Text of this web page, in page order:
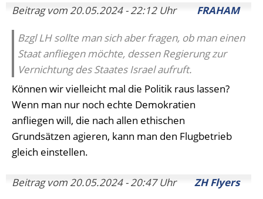
Beitrag vom 20.05.2024 - 22:12 Uhr FRAHAM
Bzgl LH sollte man sich aber fragen, ob man einen
Staat anfliegen möchte, dessen Regierung zur
Vernichtung des Staates Israel aufruft.
Können wir vielleicht mal die Politik raus lassen?
Wenn man nur noch echte Demokratien
anfliegen will, die nach allen ethischen
Grundsätzen agieren, kann man den Flugbetrieb
gleich einstellen.
Beitrag vom 20.05.2024 - 20:47 Uhr ZH Flyers